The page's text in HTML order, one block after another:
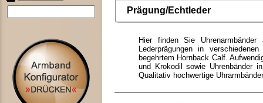
Prägung/Echtleder
Hier finden Sie
Lederprägungen in
begehrtem Hornback Calf.
und Krokodil sowie Uhrenbänder
Qualitativ hochwertige